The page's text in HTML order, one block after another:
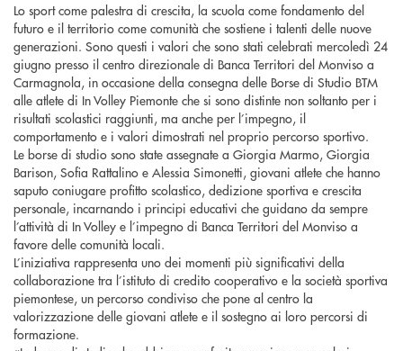
Lo sport come palestra di crescita, la scuola come fondamento del
futuro e il territorio come comunità che sostiene i talenti delle nuove
generazioni. Sono questi i valori che sono stati celebrati mercoledì 24
giugno presso il centro direzionale di Banca Territori del Monviso a
Carmagnola, in occasione della consegna delle Borse di Studio BTM
alle atlete di In Volley Piemonte che si sono distinte non soltanto per i
risultati scolastici raggiunti, ma anche per l’impegno, il
comportamento e i valori dimostrati nel proprio percorso sportivo.
Le borse di studio sono state assegnate a Giorgia Marmo, Giorgia
Barison, Sofia Rattalino e Alessia Simonetti, giovani atlete che hanno
saputo coniugare profitto scolastico, dedizione sportiva e crescita
personale, incarnando i principi educativi che guidano da sempre
l’attività di In Volley e l’impegno di Banca Territori del Monviso a
favore delle comunità locali.
L’iniziativa rappresenta uno dei momenti più significativi della
collaborazione tra l’istituto di credito cooperativo e la società sportiva
piemontese, un percorso condiviso che pone al centro la
valorizzazione delle giovani atlete e il sostegno ai loro percorsi di
formazione.